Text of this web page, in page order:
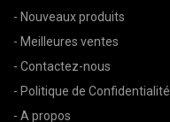
- Nouveaux produits
- Meilleures ventes
- Contactez-nous
- Politique de Confidentialité
- A propos